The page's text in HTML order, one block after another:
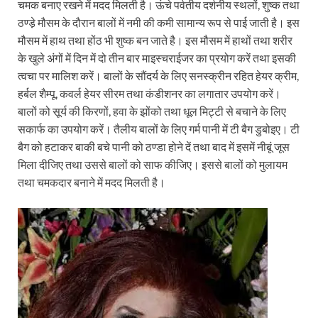
चमक बनाए रखने में मदद मिलती है। ऊंचे पर्वतीय दर्शनीय स्थलों, शुष्क तथा
ठण्डे़ मौसम के दौरान बालों में नमी की कमी सामान्य रूप से पाई जाती है। इस
मौसम में हाथ तथा होंठ भी शुष्क बन जाते है। इस मौसम में हाथों तथा शरीर
के खुले अंगों में दिन में दो तीन बार माइस्चराईजर का प्रयोग करें तथा इसकी
त्वचा पर मालिश करें। बालों के सौंदर्य के लिए सनस्क्रीन रहित हेयर क्रीम,
हर्बल शैम्पू, कवर्ल हेयर सीरम तथा कंडीशनर का लगातार उपयोग करें।
बालों को सूर्य की किरणों, हवा के झोंको तथा धूल मिट्टी से बचाने के लिए
सकार्फ का उपयोग करें। तैलीय बालों के लिए गर्म पानी में टी बैग डुबोइए। टी
बैग को हटाकर बाकी बचे पानी को ठण्डा होने दें तथा बाद में इसमें नीबूं जूस
मिला दीजिए तथा उससे बालों को साफ कीजिए। इससे बालों को मुलायम
तथा चमकदार बनाने में मदद मिलती है।